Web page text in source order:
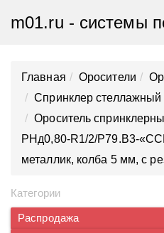
m01.ru - системы
Главная Оросители
Спринклер стеллажный
Ороситель
PНд0,80-R1/2/P79.B3-
металлик, колба 5 мм, с
Категории
Распродажа